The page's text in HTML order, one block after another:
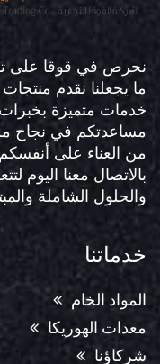
نحرص في قوقا على
ما يجعلنا نقدم
خدمات متميزة
مساعدتكم في نجاح
من العناء على
بالاتصال معنا اليوم
والحلول الشاملة
خدماتنا
المواد الخام
معدات الهوريكا
شركاؤنا